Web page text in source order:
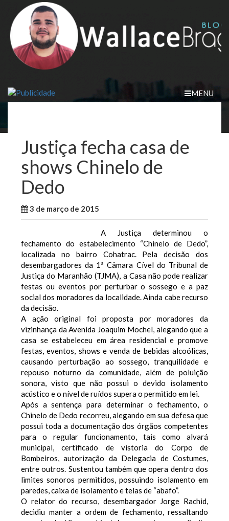
content
MENU
Justiça fecha casa de
shows Chinelo de
Dedo
3 de março de 2015
A Justiça determinou o
fechamento do estabelecimento “Chinelo de Dedo”,
localizada no bairro Cohatrac. Pela decisão dos
desembargadores da 1ª Câmara Cível do Tribunal de
Justiça do Maranhão (TJMA), a Casa não pode realizar
festas ou eventos por perturbar o sossego e a paz
social dos moradores da localidade. Ainda cabe recurso
da decisão.
A ação original foi proposta por moradores da
vizinhança da Avenida Joaquim Mochel, alegando que a
casa se estabeleceu em área residencial e promove
festas, eventos, shows e venda de bebidas alcoólicas,
causando perturbação ao sossego, tranquilidade e
repouso noturno da comunidade, além de poluição
sonora, visto que não possui o devido isolamento
acústico e o nível de ruídos supera o permitido em lei.
Após a sentença para determinar o fechamento, o
Chinelo de Dedo recorreu, alegando em sua defesa que
possui toda a documentação dos órgãos competentes
para o regular funcionamento, tais como alvará
municipal, certificado de vistoria do Corpo de
Bombeiros, autorização da Delegacia de Costumes,
entre outros. Sustentou também que opera dentro dos
limites sonoros permitidos, possuindo isolamento em
paredes, caixa de isolamento e telas de “abafo”.
O relator do recurso, desembargador Jorge Rachid,
decidiu manter a ordem de fechamento, ressaltando